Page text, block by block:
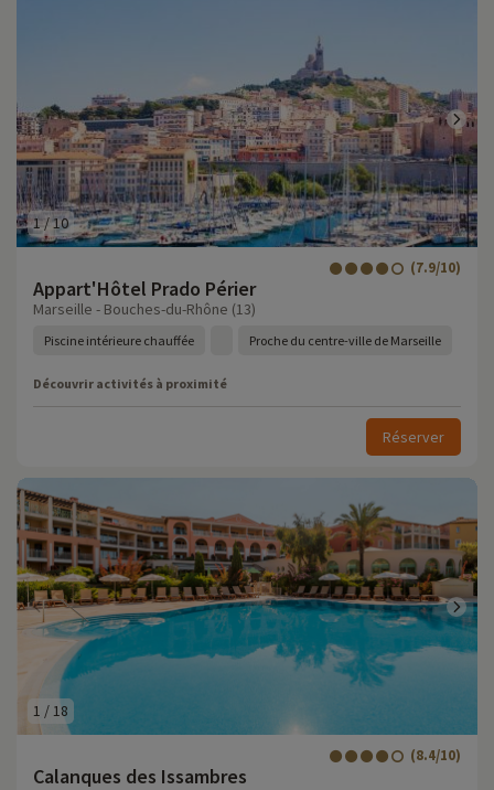
1/10
Appart'Hôtel Prado Périer
(7.9/10)
Marseille - Bouches-du-Rhône (13)
Piscine intérieure chauffée Proche du centre-ville de Marseille
Découvrir activités à proximité
Réserver
1 /18
Calanques des Issambres
(8.4/10)